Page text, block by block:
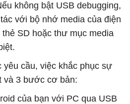
không bật USB debugging,
với bộ nhớ media của điện
SD hoặc thư mục media
yêu cầu, việc khắc phục sự
và 3 bước cơ bản:
của bạn với PC qua USB